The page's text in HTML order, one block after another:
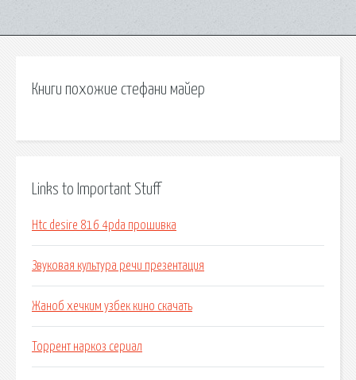
Книги похожие стефани майер
Links to Important Stuff
Htc desire 816 4pda прошивка
Звуковая культура речи презентация
Жаноб хечким узбек кино скачать
Торрент наркоз сериал